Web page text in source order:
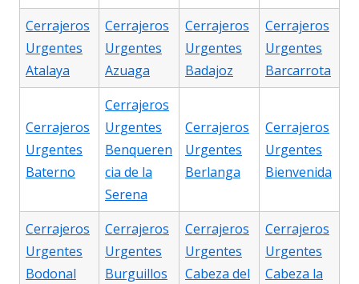
Cerrajeros
Urgentes
Atalaya
Cerrajeros
Urgentes
Azuaga
Cerrajeros
Urgentes
Badajoz
Cerrajeros
Urgentes
Barcarrota
Cerrajeros
Urgentes
Baterno
Cerrajeros
Urgentes
Benqueren
cia de la
Serena
Cerrajeros
Urgentes
Berlanga
Cerrajeros
Urgentes
Bienvenida
Cerrajeros
Urgentes
Bodonal
Cerrajeros
Urgentes
Burguillos
Cerrajeros
Urgentes
Cabeza del
Cerrajeros
Urgentes
Cabeza la